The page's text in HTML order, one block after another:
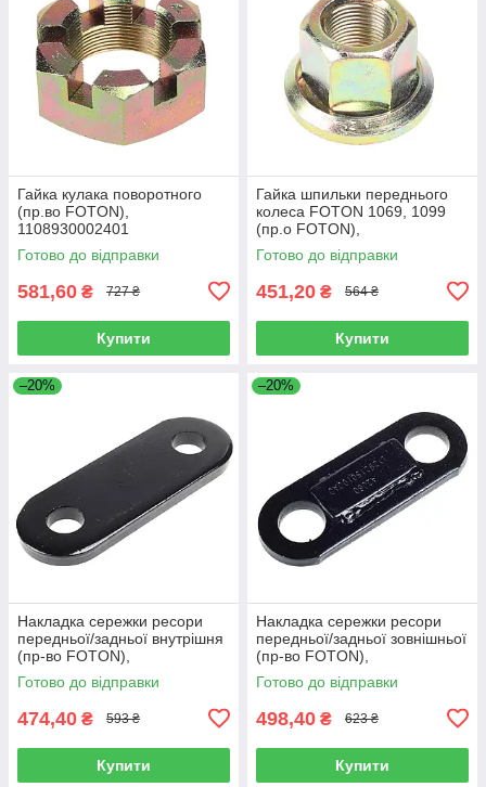
Гайка кулака поворотного
(пр.во FOTON),
1108930002401
Готово до відправки
581,60 ₴ 727 ₴
Купити
Гайка шпильки переднього
колеса FOTON 1069, 1099
(пр.о FOTON),
1106930003404
Готово до відправки
451,20 ₴ 564 ₴
Купити
–20%
Накладка сережки ресори
передньої/задньої внутрішня
(пр-во FOTON),
L1292150200A0
Готово до відправки
474,40 ₴ 593 ₴
Купити
–20%
Накладка сережки ресори
передньої/задньої зовнішньої
(пр-во FOTON),
L1292150100A0
Готово до відправки
498,40 ₴ 623 ₴
Купити